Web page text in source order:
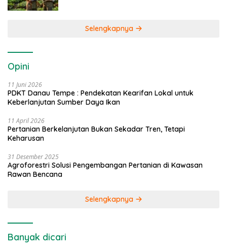
Selengkapnya
Opini
11 Juni 2026
PDKT Danau Tempe : Pendekatan Kearifan Lokal untuk
Keberlanjutan Sumber Daya Ikan
11 April 2026
Pertanian Berkelanjutan Bukan Sekadar Tren, Tetapi
Keharusan
31 Desember 2025
Agroforestri Solusi Pengembangan Pertanian di Kawasan
Rawan Bencana
Selengkapnya
Banyak dicari